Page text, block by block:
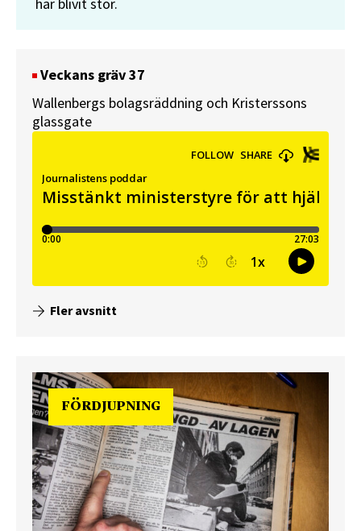
har blivit stor.
Veckans gräv 37
Wallenbergs bolagsräddning och Kristerssons
glassgate
Fler avsnitt
FÖRDJUPNING